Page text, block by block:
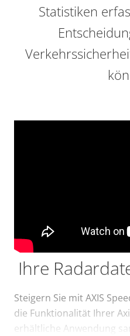
Statistiken
Ihre
Steigern Sie mit AXIS
die Funktionalität Ihrer
erhältliche Anwendung